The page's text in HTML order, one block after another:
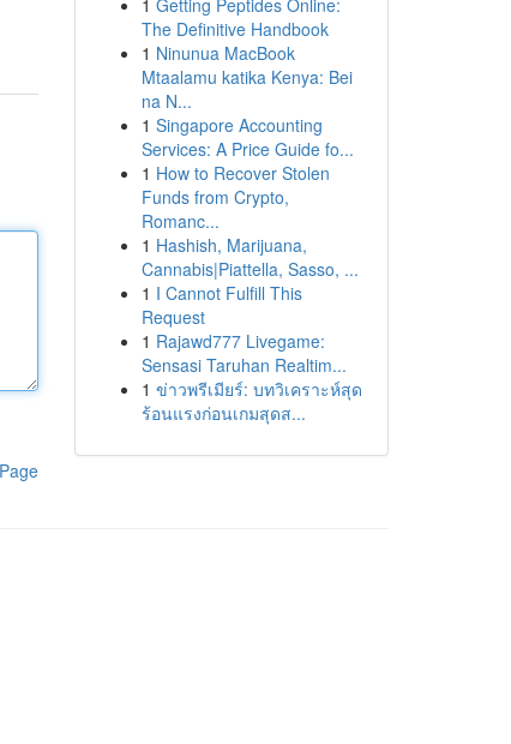
1 Getting Peptides Online:
The Definitive Handbook
1 Ninunua MacBook
Mtaalamu katika Kenya: Bei
na N...
1 Singapore Accounting
Services: A Price Guide fo...
1 How to Recover Stolen
Funds from Crypto,
Romanc...
1 Hashish, Marijuana,
Cannabis|Piattella, Sasso, ...
1 I Cannot Fulfill This
Request
1 Rajawd777 Livegame:
Sensasi Taruhan Realtim...
1 ข่าวพรีเมียร์: บทวิเคราะห์สุด
ร้อนแรงก่อนเกมสุดส...